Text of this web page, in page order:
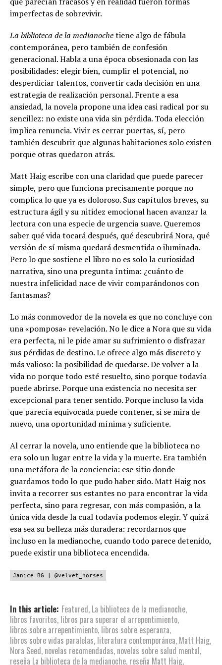
imperfectas de sobrevivir.
La biblioteca de la medianochetiene algo de fábula
contemporánea, pero también de confesión
generacional. Habla a una época obsesionada con las
posibilidades: elegir bien, cumplir el potencial, no
desperdiciar talentos, convertir cada decisión en una
estrategia de realización personal. Frente a esa
ansiedad, la novela propone una idea casi radical por su
sencillez: no existe una vida sin pérdida. Toda elección
implica renuncia. Vivir es cerrar puertas, sí, pero
también descubrir que algunas habitaciones solo existen
porque otras quedaron atrás.
Matt Haig escribe con una claridad que puede parecer
simple, pero que funciona precisamente porque no
complica lo que ya es doloroso. Sus capítulos breves, su
estructura ágil y su nitidez emocional hacen avanzar la
lectura con una especie de urgencia suave. Queremos
saber qué vida tocará después, qué descubrirá Nora, qué
versión de sí misma quedará desmentida o iluminada.
Pero lo que sostiene el libro no es solo la curiosidad
narrativa, sino una pregunta íntima: ¿cuánto de
nuestra infelicidad nace de vivir comparándonos con
fantasmas?
Lo más conmovedor de la novela es que no concluye con
una «pomposa» revelación. No le dice a Nora que su vida
era perfecta, ni le pide amar su sufrimiento o disfrazar
sus pérdidas de destino. Le ofrece algo más discreto y
más valioso: la posibilidad de quedarse. De volver a la
vida no porque todo esté resuelto, sino porque todavía
puede abrirse. Porque una existencia no necesita ser
excepcional para tener sentido. Porque incluso la vida
que parecía equivocada puede contener, si se mira de
nuevo, una oportunidad mínima y suficiente.
Al cerrar la novela, uno entiende que la biblioteca no
era solo un lugar entre la vida y la muerte. Era también
una metáfora de la conciencia: ese sitio donde
guardamos todo lo que pudo haber sido. Matt Haig nos
invita a recorrer sus estantes no para encontrar la vida
perfecta, sino para regresar, con más compasión, a la
única vida desde la cual todavía podemos elegir. Y quizá
esa sea su belleza más duradera: recordarnos que
incluso en la medianoche, cuando todo parece detenido,
puede existir una biblioteca encendida.
Janice BG | @velvet_horses
In this article: Featured, La biblioteca de la medianoche,
libros favoritos, libros para superar el arrepentimiento,
libros sobre arrepentimiento, libros sobre esperanza,
libros sobre vidas paralelas, literatura contemporánea, Matt Haig,
Nora Seed, novelas recomendadas, novelas sobre salud mental,
reseña La biblioteca de la medianoche, reseña Matt Haig,